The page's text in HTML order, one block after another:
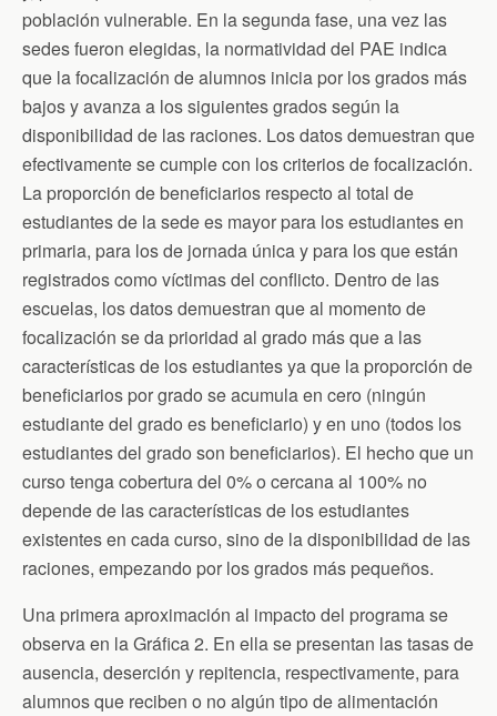
población vulnerable. En la segunda fase, una vez las
sedes fueron elegidas, la normatividad del PAE indica
que la focalización de alumnos inicia por los grados más
bajos y avanza a los siguientes grados según la
disponibilidad de las raciones. Los datos demuestran que
efectivamente se cumple con los criterios de focalización.
La proporción de beneficiarios respecto al total de
estudiantes de la sede es mayor para los estudiantes en
primaria, para los de jornada única y para los que están
registrados como víctimas del conflicto. Dentro de las
escuelas, los datos demuestran que al momento de
focalización se da prioridad al grado más que a las
características de los estudiantes ya que la proporción de
beneficiarios por grado se acumula en cero (ningún
estudiante del grado es beneficiario) y en uno (todos los
estudiantes del grado son beneficiarios). El hecho que un
curso tenga cobertura del 0% o cercana al 100% no
depende de las características de los estudiantes
existentes en cada curso, sino de la disponibilidad de las
raciones, empezando por los grados más pequeños.
Una primera aproximación al impacto del programa se
observa en la Gráfica 2. En ella se presentan las tasas de
ausencia, deserción y repitencia, respectivamente, para
alumnos que reciben o no algún tipo de alimentación